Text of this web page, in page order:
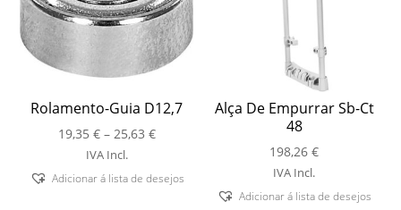
Rolamento-Guia D12,7
19,35 € – 25,63 €Price
19,35 €
through
IVA Incl.
Adicionar á lista de desejos
Alça De Empurrar Sb-Ct
48
198,26€
IVA Incl.
Adicionar á lista de desejos